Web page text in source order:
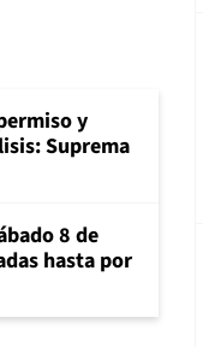
y
Suprema
8 de
hasta por